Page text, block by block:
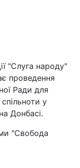
"Слуга народу"
проведення
Ради для
у
Донбасі.
"Свобода